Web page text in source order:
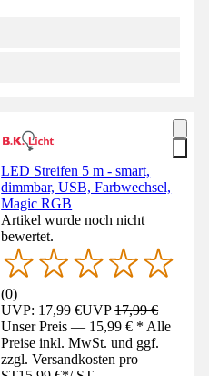
LED Streifen 5 m - smart,
dimmbar, USB, Farbwechsel,
Magic RGB
Artikel wurde noch nicht
bewertet.
(0)
UVP: 17,99 €UVP17,99 €
Unser Preis — 15,99 € * Alle
Preise inkl. MwSt. und ggf.
zzgl. Versandkosten pro